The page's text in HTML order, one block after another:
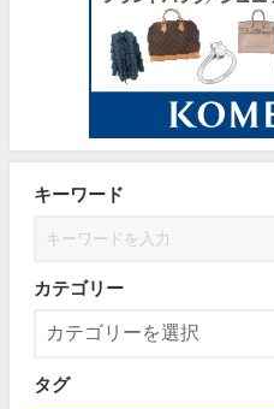
キーワード
カテゴリー
タグ